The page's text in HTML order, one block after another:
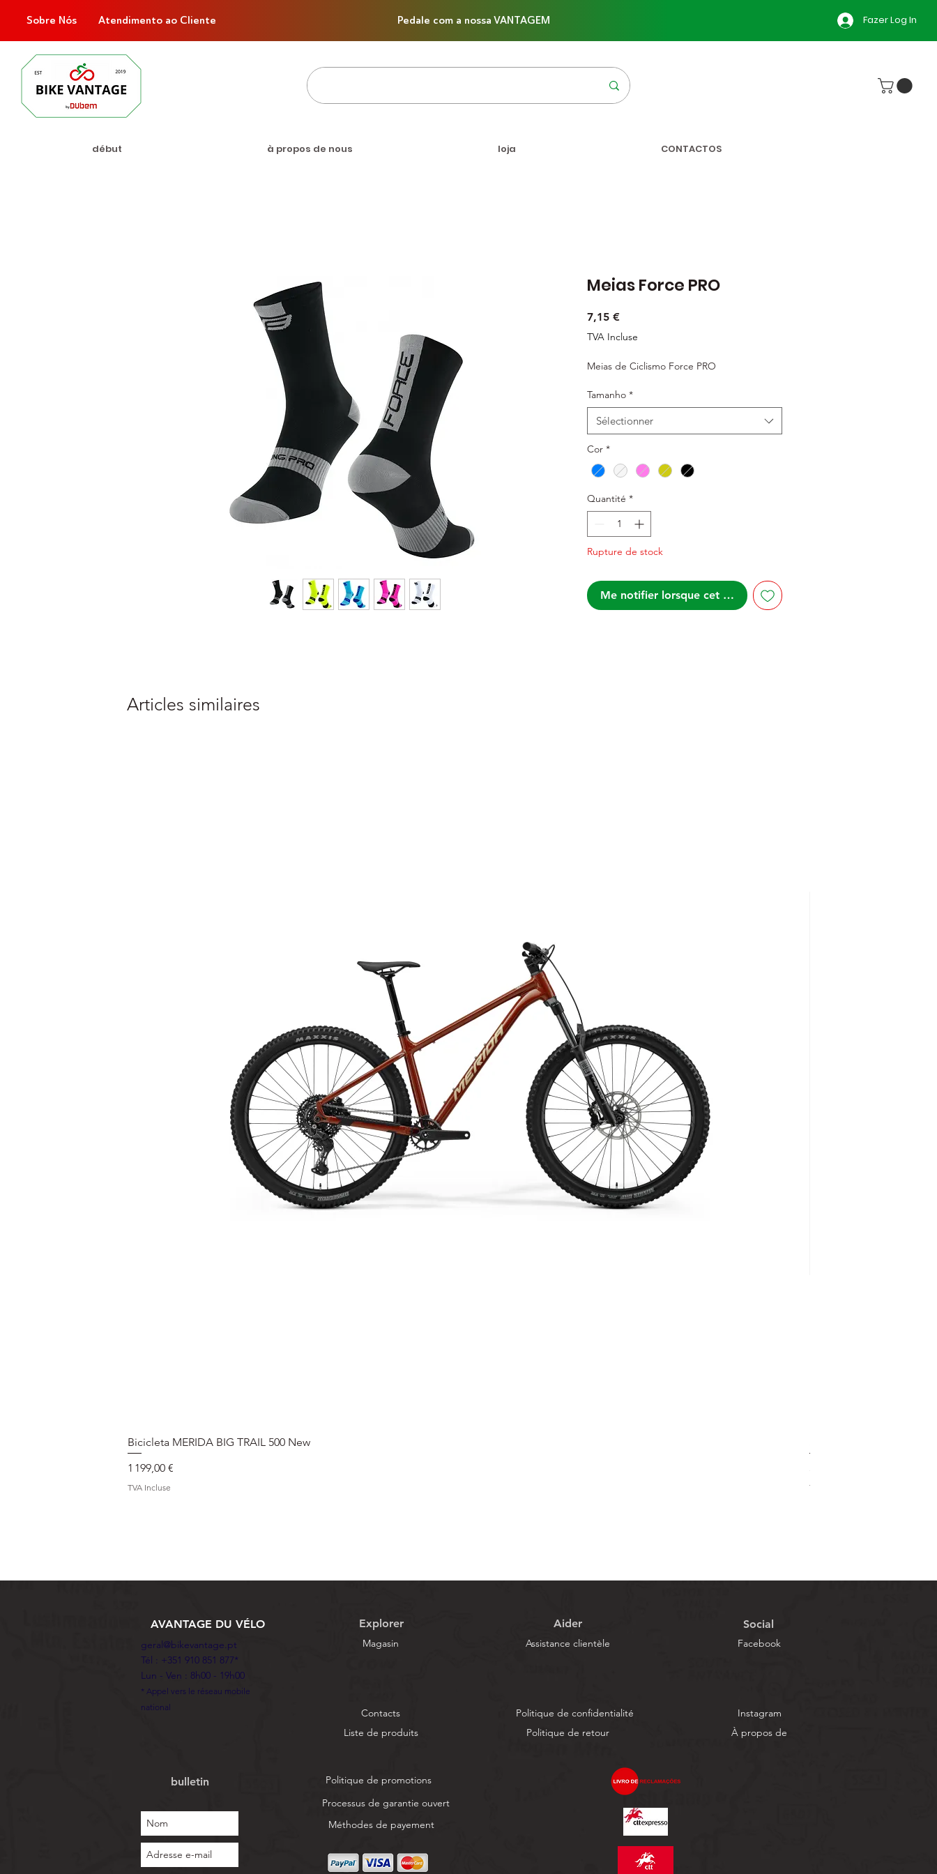
Sobre Nós Atendimento ao Cliente Pedale com a nossa VANTAGEM Fazer Log In
début à propos de nous loja CONTACTOS
Meias Force PRO
7,15 €Prix
TVA Incluse
Meias de Ciclismo Force PRO
Tamanho *
Sélectionner
Cor *
Quantité *
Rupture de stock
Me notifier lorsque cet article est disponible
Articles similaires
Bicicleta MERIDA BIG TRAIL 500 New
Prix
1 199,00 €
TVA Incluse TVA Incluse
AVANTAGE DU VÉLO
geral@bikevantage.pt
Tél : +351 910 851 877*
Lun - Ven : 8h00 - 19h00
* Appel vers le réseau mobile
national
Explorer
Magasin
Contacts
Liste de produits
bulletin
Politique de promotions
Processus de garantie ouvert
Méthodes de payement
Aider
Assistance clientèle
Politique de confidentialité
Politique de retour
Social
Facebook
Instagram
À propos de